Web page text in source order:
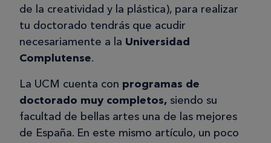
de la creatividad y la plástica), para realizar
tu doctorado tendrás que acudir
necesariamente a la Universidad
Complutense.
La UCM cuenta con programas de
doctorado muy completos, siendo su
facultad de bellas artes una de las mejores
de España. En este mismo artículo, un poco